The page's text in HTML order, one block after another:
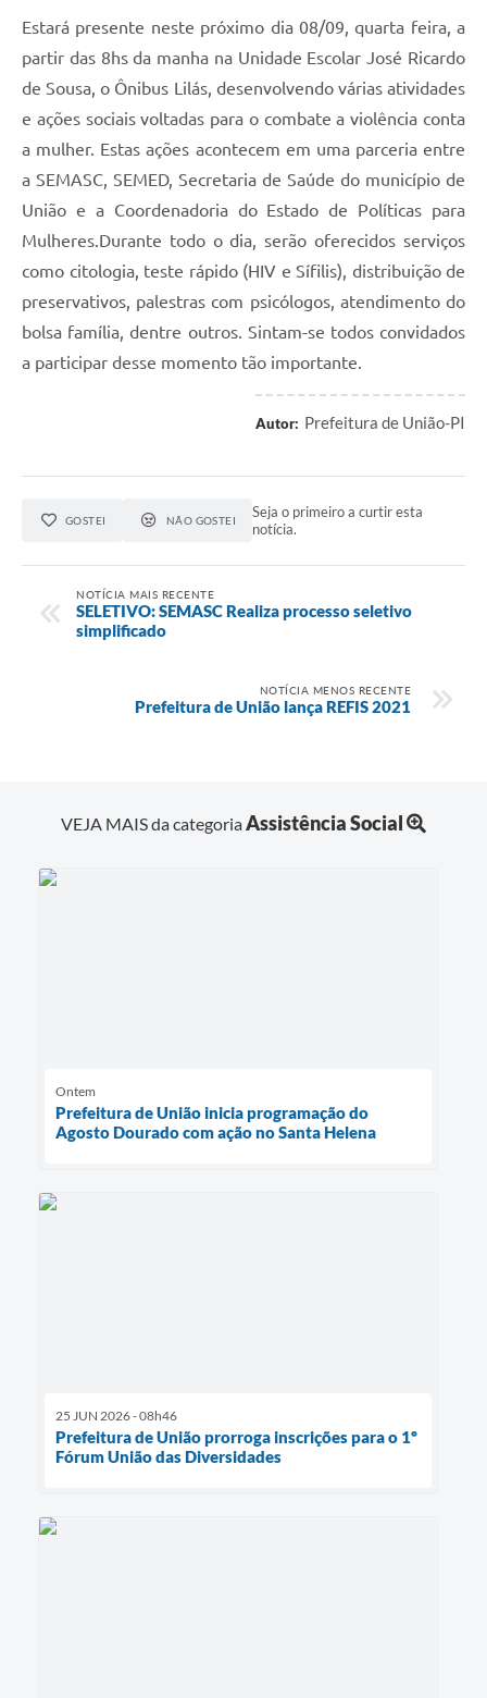
Estará presente neste próximo dia 08/09, quarta feira, a
partir das 8hs da manha na Unidade Escolar José Ricardo
de Sousa, o Ônibus Lilás, desenvolvendo várias atividades
e ações sociais voltadas para o combate a violência conta
a mulher. Estas ações acontecem em uma parceria entre
a SEMASC, SEMED, Secretaria de Saúde do município de
União e a Coordenadoria do Estado de Políticas para
Mulheres.Durante todo o dia, serão oferecidos serviços
como citologia, teste rápido (HIV e Sífilis), distribuição de
preservativos, palestras com psicólogos, atendimento do
bolsa família, dentre outros. Sintam-se todos convidados
a participar desse momento tão importante.
Autor: Prefeitura de União-PI
GOSTEI NÃO GOSTEI
Seja o primeiro a curtir esta
notícia.
NOTÍCIA MAIS RECENTE
SELETIVO: SEMASC Realiza processo seletivo
simplificado
NOTÍCIA MENOS RECENTE
Prefeitura de União lança REFIS 2021
VEJA MAIS da categoriaAssistência Social
Ontem
Prefeitura de União inicia programação do
Agosto Dourado com ação no Santa Helena
25 JUN 2026 - 08h46
Prefeitura de União prorroga inscrições para o 1º
Fórum União das Diversidades